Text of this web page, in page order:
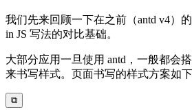
我们先来回顾一下在之前（antd v4）
in JS 写法的对比基础。
大部分应用一旦使用 antd，一般都会搭
来书写样式。页面书写的样式方案如下
⧉